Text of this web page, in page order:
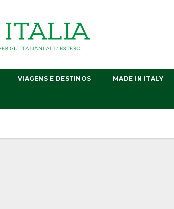
VIAGENS E DESTINOS MADE IN ITALY